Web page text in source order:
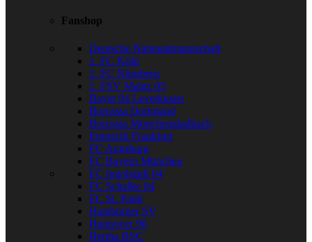
Fanshop
Deutsche Nationalmannschaft
1. FC Köln
1. FC Nürnberg
1. FSV Mainz 05
Bayer 04 Leverkusen
Borussia Dortmund
Borussia Mönchengladbach
Eintracht Frankfurt
FC Augsburg
FC Bayern München
FC Ingolstadt 04
FC Schalke 04
FC St. Pauli
Hamburger SV
Hannover 96
Hertha BSC